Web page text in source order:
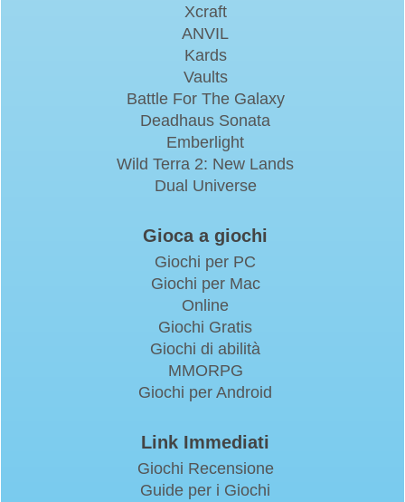
Xcraft
ANVIL
Kards
Vaults
Battle For The Galaxy
Deadhaus Sonata
Emberlight
Wild Terra 2: New Lands
Dual Universe
Gioca a giochi
Giochi per PC
Giochi per Mac
Online
Giochi Gratis
Giochi di abilità
MMORPG
Giochi per Android
Link Immediati
Giochi Recensione
Guide per i Giochi